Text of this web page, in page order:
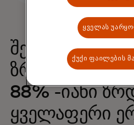
შესყიდვების
ზრდა და
88% -იანი
ყველაფერი
ყველას
ქუქი ფაილების